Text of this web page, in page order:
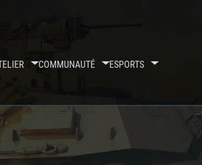
COMMUNAUTÉ ESPORTS